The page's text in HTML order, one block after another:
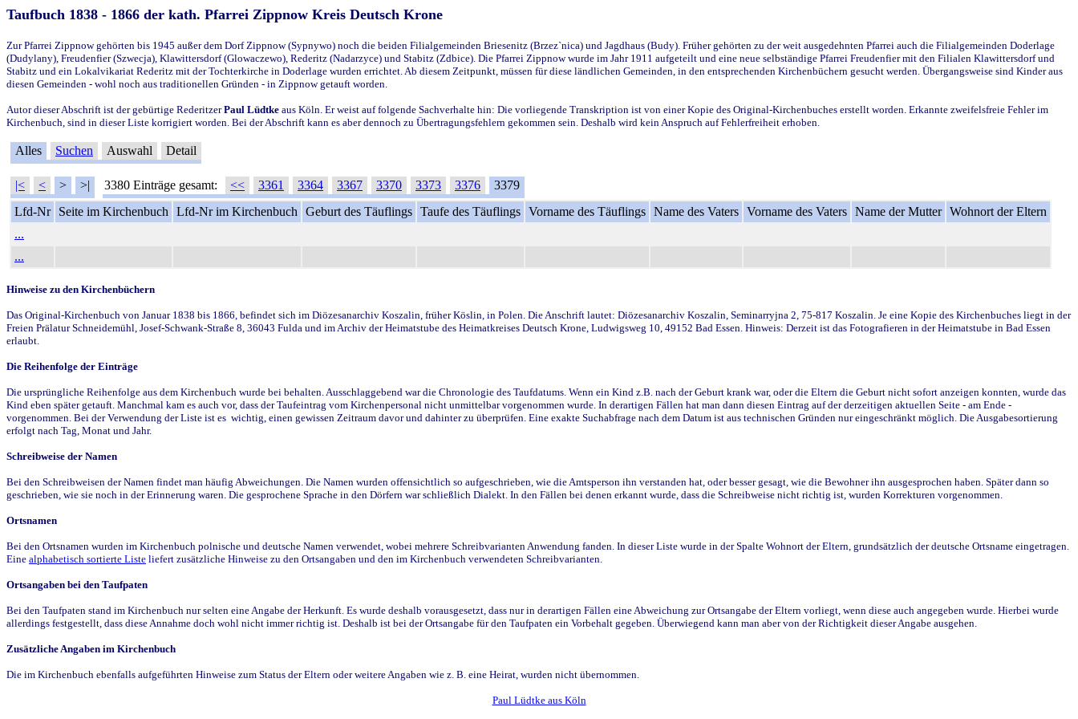
Taufbuch 1838 - 1866 der kath. Pfarrei Zippnow Kreis Deutsch Krone
Zur Pfarrei Zippnow gehörten bis 1945 außer dem Dorf Zippnow (Sypnywo) noch die beiden Filialgemeinden Briesenitz (Brzez`nica) und Jagdhaus (Budy). Früher gehörten zu der weit ausgedehnten Pfarrei auch die Filialgemeinden Doderlage
(Dudylany), Freudenfier (Szwecja), Klawittersdorf (Glowaczewo), Rederitz (Nadarzyce) und Stabitz (Zdbice). Die Pfarrei Zippnow wurde im Jahr 1911 aufgeteilt und eine neue selbständige Pfarrei Freudenfier mit den Filialen Klawittersdorf und
Stabitz und ein Lokalvikariat Rederitz mit der Tochterkirche in Doderlage wurden errichtet. Ab diesem Zeitpunkt, müssen für diese ländlichen Gemeinden, in den entsprechenden Kirchenbüchern gesucht werden. Übergangsweise sind Kinder aus
diesen Gemeinden - wohl noch aus traditionellen Gründen - in Zippnow getauft worden.
Autor dieser Abschrift ist der gebürtige RederitzerPaul Lüdtke aus Köln. Er weist auf folgende Sachverhalte hin: Die vorliegende Transkription ist von einer Kopie des Original-Kirchenbuches erstellt worden. Erkannte zweifelsfreie Fehler im
Kirchenbuch, sind in dieser Liste korrigiert worden. Bei der Abschrift kann es aber dennoch zu Übertragungsfehlern gekommen sein. Deshalb wird kein Anspruch auf Fehlerfreiheit erhoben.
Alles Suchen Auswahl Detail
|< < > >| 3380 Einträge gesamt: << 3361 3364 3367 3370 3373 3376
3379
Lfd-Nr
Seite im Kirchenbuch Lfd-Nr im Kirchenbuch Geburt des Täuflings Taufe des Täuflings Vorname des Täuflings Name des Vaters Vorname des Vaters Name der Mutter Wohnort der Eltern
...
...
Hinweise zu den Kirchenbüchern
Das Original-Kirchenbuch von Januar 1838 bis 1866, befindet sich im Diözesanarchiv Koszalin, früher Köslin, in Polen. Die Anschrift lautet: Diözesanarchiv Koszalin, Seminarryjna 2, 75-817 Koszalin. Je eine Kopie des Kirchenbuches liegt in der
Freien Prälatur Schneidemühl, Josef-Schwank-Straße 8, 36043 Fulda und im Archiv der Heimatstube des Heimatkreises Deutsch Krone, Ludwigsweg 10, 49152 Bad Essen. Hinweis: Derzeit ist das Fotografieren in der Heimatstube in Bad Essen
erlaubt.
Die Reihenfolge der Einträge
Die ursprüngliche Reihenfolge aus dem Kirchenbuch wurde bei behalten. Ausschlaggebend war die Chronologie des Taufdatums. Wenn ein Kind z.B. nach der Geburt krank war, oder die Eltern die Geburt nicht sofort anzeigen konnten, wurde das
Kind eben später getauft. Manchmal kam es auch vor, dass der Taufeintrag vom Kirchenpersonal nicht unmittelbar vorgenommen wurde. In derartigen Fällen hat man dann diesen Eintrag auf der derzeitigen aktuellen Seite - am Ende -
vorgenommen. Bei der Verwendung der Liste ist es wichtig, einen gewissen Zeitraum davor und dahinter zu überprüfen. Eine exakte Suchabfrage nach dem Datum ist aus technischen Gründen nur eingeschränkt möglich. Die Ausgabesortierung
erfolgt nach Tag, Monat und Jahr.
Schreibweise der Namen
Bei den Schreibweisen der Namen findet man häufig Abweichungen. Die Namen wurden offensichtlich so aufgeschrieben, wie die Amtsperson ihn verstanden hat, oder besser gesagt, wie die Bewohner ihn ausgesprochen haben. Später dann so
geschrieben, wie sie noch in der Erinnerung waren. Die gesprochene Sprache in den Dörfern war schließlich Dialekt. In den Fällen bei denen erkannt wurde, dass die Schreibweise nicht richtig ist, wurden Korrekturen vorgenommen.
Ortsnamen
Bei den Ortsnamen wurden im Kirchenbuch polnische und deutsche Namen verwendet, wobei mehrere Schreibvarianten Anwendung fanden. In dieser Liste wurde in der Spalte Wohnort der Eltern, grundsätzlich der deutsche Ortsname eingetragen.
Eine alphabetisch sortierte Liste liefert zusätzliche Hinweise zu den Ortsangaben und den im Kirchenbuch verwendeten Schreibvarianten.
Ortsangaben bei den Taufpaten
Bei den Taufpaten stand im Kirchenbuch nur selten eine Angabe der Herkunft. Es wurde deshalb vorausgesetzt, dass nur in derartigen Fällen eine Abweichung zur Ortsangabe der Eltern vorliegt, wenn diese auch angegeben wurde. Hierbei wurde
allerdings festgestellt, dass diese Annahme doch wohl nicht immer richtig ist. Deshalb ist bei der Ortsangabe für den Taufpaten ein Vorbehalt gegeben. Überwiegend kann man aber von der Richtigkeit dieser Angabe ausgehen.
Zusätzliche Angaben im Kirchenbuch
Die im Kirchenbuch ebenfalls aufgeführten Hinweise zum Status der Eltern oder weitere Angaben wie z. B. eine Heirat, wurden nicht übernommen.
Paul Lüdtke aus Köln